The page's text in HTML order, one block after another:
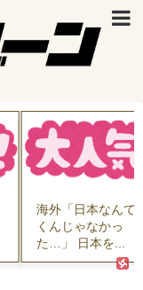
海外「日本なんて
くんじゃなかっ
た…」 日本を...